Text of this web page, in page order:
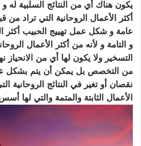
يكون هناك أي من النتائج السلبية
أكثر الأعمال الروحانية التي تراد
عامة و شكل عمل تهييج الحبيب أكثر
و التامة و لأنه من أكثر الأعمال
التسخير ولا يكون لها أي من الانحياز
من التخصص بل يمكن أن يتم بشكل
نقصان أو تغير في النتائج الروحانية
الأعمال الثابتة والمتمة والتي لها